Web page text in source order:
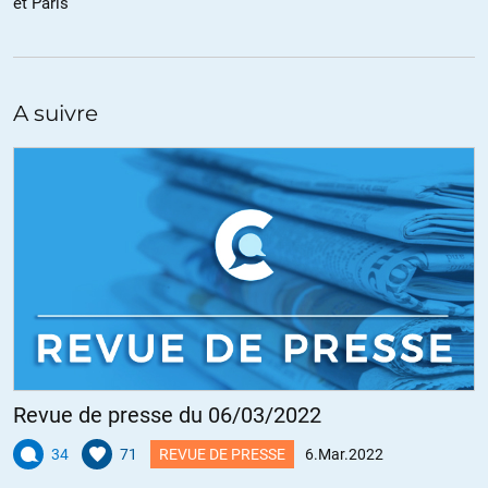
à les défendre contre toute risque provenant de l’intérieur ou de
l’extérieur ils pourront ad vitam æternam continuer leurs pratiques
Par contre ils noieront leurs « ennemis » sous une propagande
guerrière (qui font exactement la même chose) et iront traquer les
« complotistes » qui dénoncent ces pratiques jusque dans les
chiottes.
Les systèmes politiques et les « valeurs » des pays ne sont en fait
que des illusions uniquement destinées à continuer pour les « élites »
à s’accaparer le pouvoir pour leur usage exclusif.
A suivre
Revue de presse du 06/03/2022
34 71 REVUE DE PRESSE 6.Mar.2022